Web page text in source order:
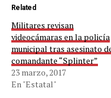
Related
Militares revisan
videocámaras en la policía
municipal tras asesinato
comandante “Splinter”
23 marzo, 2017
En "Estatal"